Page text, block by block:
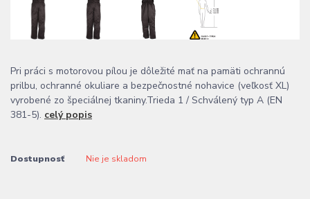
Pri práci s motorovou pílou je dôležité mať na pamäti ochrannú
prilbu, ochranné okuliare a bezpečnostné nohavice (veľkosť XL)
vyrobené zo špeciálnej tkaniny.Trieda 1 / Schválený typ A (EN
381-5). celý popis
Dostupnosť Nie je skladom